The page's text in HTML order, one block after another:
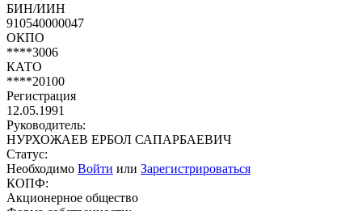
БИН/ИИН
910540000047
ОКПО
****3006
КАТО
****20100
Регистрация
12.05.1991
Руководитель:
НУРХОЖАЕВ ЕРБОЛ САПАРБАЕВИЧ
Статус:
Необходимо Войти или Зарегистрироваться
КОПФ:
Акционерное общество